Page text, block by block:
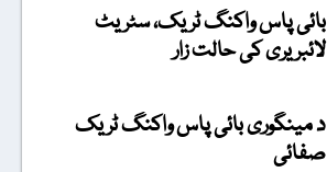
بائی پاس واکنگ ٹریک، سٹریٹ
لائبریری کی حالت زار
د مینگوری بائی پاس واکنگ ٹریک
صفائی